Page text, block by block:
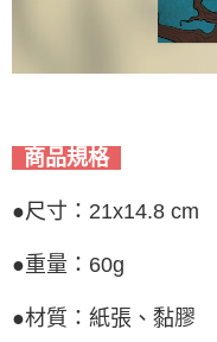
商品規格
●尺寸：21x14.8 cm
●重量：60g
●材質：紙張、黏膠